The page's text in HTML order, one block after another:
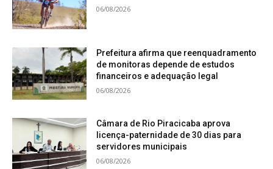
06/08/2026
Prefeitura afirma que reenquadramento
de monitoras depende de estudos
financeiros e adequação legal
06/08/2026
Câmara de Rio Piracicaba aprova
licença-paternidade de 30 dias para
servidores municipais
06/08/2026